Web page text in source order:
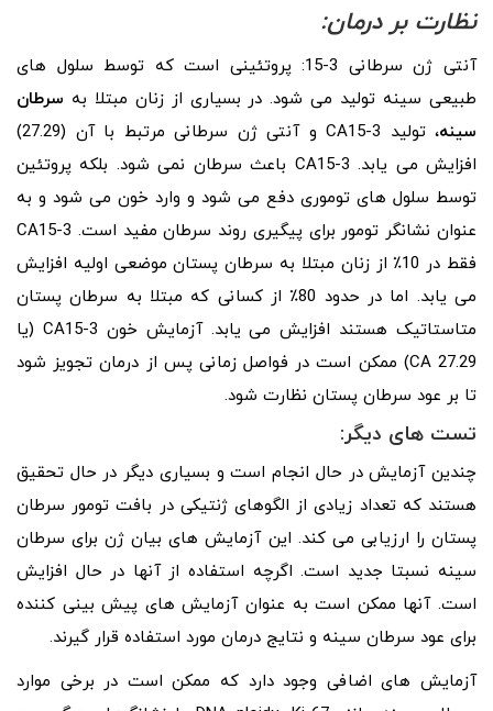
نظارت بر درمان:
آنتی ژن سرطانی 3-15: پروتئینی است که توسط سلول های
طبیعی سینه تولید می شود. در بسیاری از زنان مبتلا به سرطان
سینه
، تولید CA15-3 و آنتی ژن سرطانی مرتبط با آن (27.29)
افزایش می یابد. CA15-3 باعث سرطان نمی شود. بلکه پروتئین
توسط سلول های توموری دفع می شود و وارد خون می شود و به
عنوان نشانگر تومور برای پیگیری روند سرطان مفید است. CA15-3
فقط در 10٪ از زنان مبتلا به سرطان پستان موضعی اولیه افزایش
می یابد. اما در حدود 80٪ از کسانی که مبتلا به سرطان پستان
متاستاتیک هستند افزایش می یابد. آزمایش خون CA15-3 (یا
CA 27.29) ممکن است در فواصل زمانی پس از درمان تجویز شود
تا بر عود سرطان پستان نظارت شود.
تست های دیگر:
چندین آزمایش در حال انجام است و بسیاری دیگر در حال تحقیق
هستند که تعداد زیادی از الگوهای ژنتیکی در بافت تومور سرطان
پستان را ارزیابی می کند. این آزمایش های بیان ژن برای سرطان
سینه نسبتا جدید است. اگرچه استفاده از آنها در حال افزایش
است. آنها ممکن است به عنوان آزمایش های پیش بینی کننده
برای عود سرطان سینه و نتایج درمان مورد استفاده قرار گیرند.
آزمایش های اضافی وجود دارد که ممکن است در برخی موارد